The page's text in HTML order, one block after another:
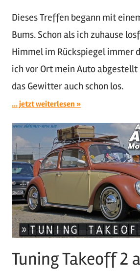
Dieses Treffen begann mit
Bums. Schon als ich zuhause
Himmel im Rückspiegel immer
ich vor Ort mein Auto
das Gewitter auch schon los.
... jetzt weiterlesen
Tuning Takeoff 2